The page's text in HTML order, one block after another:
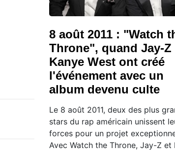
8 août 2011 : "Watch
Throne", quand Jay-Z
Kanye West ont créé
l'événement avec un
album devenu culte
Le 8 août 2011, deux des plus
stars du rap américain unissent
forces pour un projet
Avec Watch the Throne, Jay-Z et